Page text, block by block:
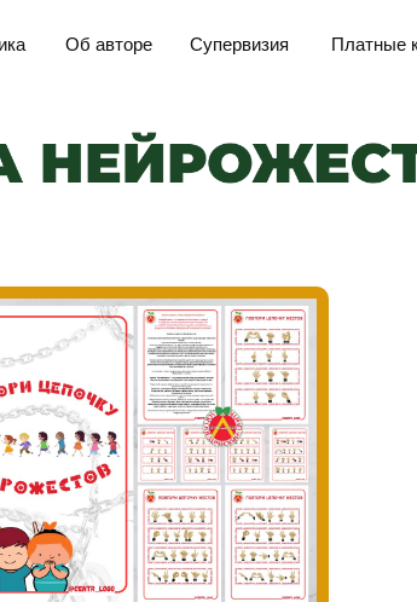
Об авторе Платные
Супервизия